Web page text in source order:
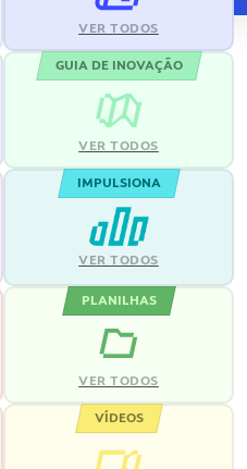
VER TODOS
GUIA DE INOVAÇÃO
VER TODOS
IMPULSIONA
VER TODOS
PLANILHAS
VER TODOS
VÍDEOS